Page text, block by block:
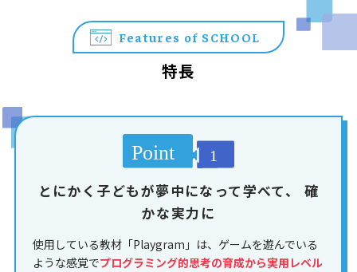
Features of SCHOOL
特長
とにかく子どもが夢中になって学べて、
確
かな実力に
使用している教材「Playgram」は、ゲームを遊んでいる
ような感覚でプログラミング的思考の育成から実用レベル